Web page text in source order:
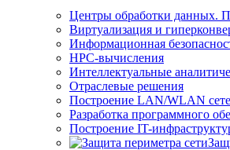
Центры обработки данных.
Виртуализация и
Информационная
HPC-вычисления
Интеллектуальные
Отраслевые решения
Построение LAN/WLAN
Разработка программного
Построение IT-